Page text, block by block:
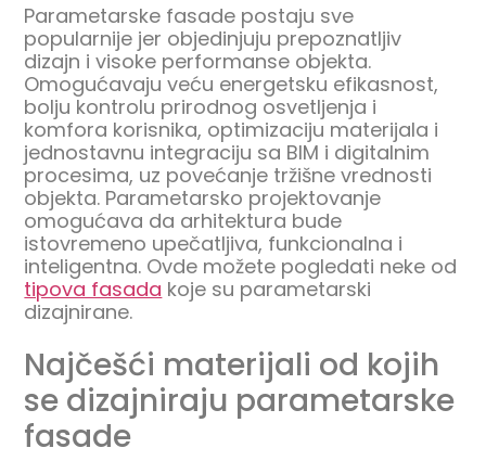
Parametarske fasade postaju sve
popularnije jer objedinjuju prepoznatljiv
dizajn i visoke performanse objekta.
Omogućavaju veću energetsku efikasnost,
bolju kontrolu prirodnog osvetljenja i
komfora korisnika, optimizaciju materijala i
jednostavnu integraciju sa BIM i digitalnim
procesima, uz povećanje tržišne vrednosti
objekta. Parametarsko projektovanje
omogućava da arhitektura bude
istovremeno upečatljiva, funkcionalna i
inteligentna. Ovde možete pogledati neke od
tipova fasada koje su parametarski
dizajnirane.
Najčešći materijali od kojih
se dizajniraju parametarske
fasade